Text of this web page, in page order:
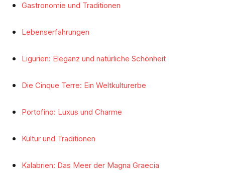
Gastronomie und Traditionen
Lebenserfahrungen
Ligurien: Eleganz und natürliche Schönheit
Die Cinque Terre: Ein Weltkulturerbe
Portofino: Luxus und Charme
Kultur und Traditionen
Kalabrien: Das Meer der Magna Graecia